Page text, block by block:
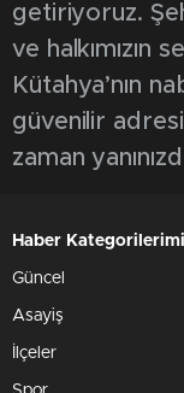
getiriyoruz.
ve halkımızın
Kütahya’nın
güvenilir
zaman
Haber
Güncel
Asayiş
İlçeler